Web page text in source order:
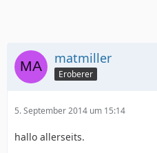
matmiller
Eroberer
5. September 2014 um 15:14
hallo allerseits.